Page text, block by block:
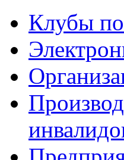
Клубы